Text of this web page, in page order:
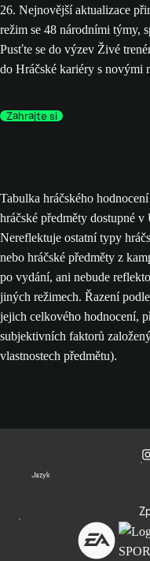
26. Nejnovější aktualizace
režim se 48 národními týmy,
Pusťte se do výzev Živé
do Hráčské kariéry s
Zahrajte si
Tabulka hráčského
hráčské předměty dostupné
Nereflektuje ostatní typy
nebo hráčské předměty z
po vydání, ani nebude
jiných režimech. Řazení
jejich celkového hodnocení,
subjektivních faktorů
vlastnostech předmětu).
Jazyk